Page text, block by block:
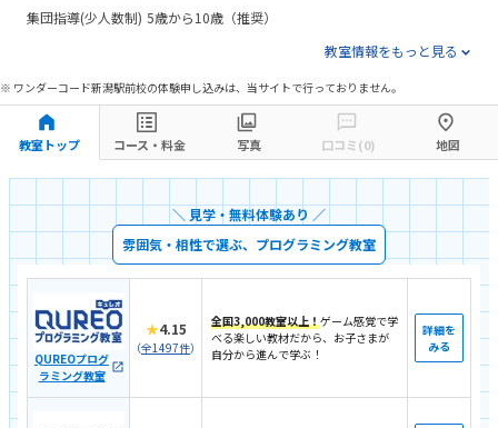
集団指導(少人数制) 5歳から10歳（推奨）
教室情報をもっと見る
※ ワンダーコード新潟駅前校の体験申し込みは、当サイトで行っておりません。
教室トップ コース・料金 写真 口コミ(0) 地図
＼ 見学・無料体験あり ／
雰囲気・相性で選ぶ、プログラミング教室
QUREOプログ
ラミング教室
★4.15
（全1497件）
全国3,000教室以上！ゲーム感覚で学
べる楽しい教材だから、お子さまが
自分から進んで学ぶ！
詳細を
みる